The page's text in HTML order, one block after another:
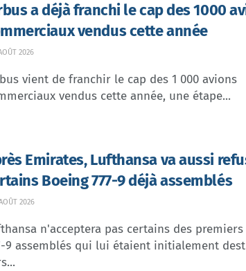
a déjà franchi le cap des 1000
vendus cette année
2026
vient de franchir le cap des 1 000 avions
vendus cette année, une étape...
Emirates, Lufthansa va aussi
Boeing 777-9 déjà assemblés
2026
n'acceptera pas certains des
9 assemblés qui lui étaient initialement